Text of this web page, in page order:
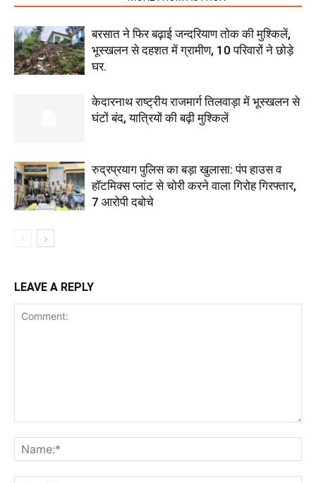
बरसात ने फिर बढ़ाई जन्दरियाण तोक की मुश्किलें,
भूस्खलन से दहशत में ग्रामीण, 10 परिवारों ने छोड़े
घर.
केदारनाथ राष्ट्रीय राजमार्ग तिलवाड़ा में भूस्खलन से
घंटों बंद, यात्रियों की बढ़ी मुश्किलें
रुद्रप्रयाग पुलिस का बड़ा खुलासा: पंप हाउस व
हॉटमिक्स प्लांट से चोरी करने वाला गिरोह गिरफ्तार,
7 आरोपी दबोचे
LEAVE A REPLY